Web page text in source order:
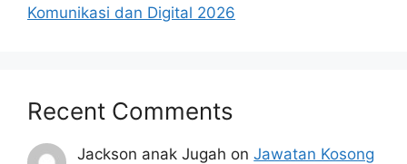
Komunikasi dan Digital 2026
Recent Comments
Jackson anak Jugah onJawatan Kosong